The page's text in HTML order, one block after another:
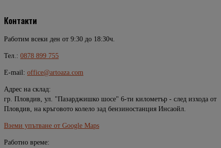
Контакти
Работим всеки ден от 9:30 до 18:30ч.
Тел.: 0878 899 755
E-mail: office@artoaza.com
Адрес на склад:
гр. Пловдив, ул. "Пазарджишко шосе" 6-ти километър - след изхода от
Пловдив, на кръговото колело зад бензиностанция Инсаойл.
Вземи упътване от Google Maps
Работно време: